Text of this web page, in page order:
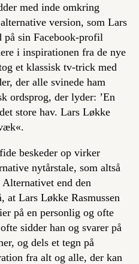
med inde omkring
version, som Lars
på sin Facebook-profil
i inspirationen fra de nye
et klassisk tv-trick med
der alle svinede ham
ordsprog, der lyder: ’En
store hav. Lars Løkke
beskeder op virker
nytårstale, som altså
end den
at Lars Løkke Rasmussen
på en personlig og ofte
sidder han og svarer på
og dels et tegn på
fra alt og alle, der kan